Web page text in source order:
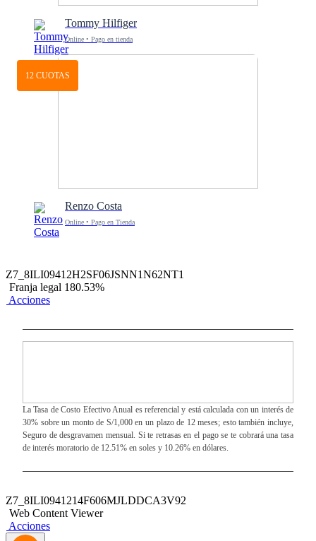
Tommy Hilfiger
Online • Pago en tienda
12 CUOTAS
Renzo Costa
Online • Pago en Tienda
Z7_8ILI09412H2SF06JSNN1N62NT1
Franja legal 180.53%
Acciones
La Tasa de Costo Efectivo Anual es referencial y está calculada con un interés de
30% sobre un monto de S/1,000 en un plazo de 12 meses; esto también incluye,
Seguro de desgravamen mensual. Si te retrasas en el pago se te cobrará una tasa
de interés moratorio de 12.51% en soles y 10.26% en dólares.
Z7_8ILI0941214F606MJLDDCA3V92
Web Content Viewer
Acciones